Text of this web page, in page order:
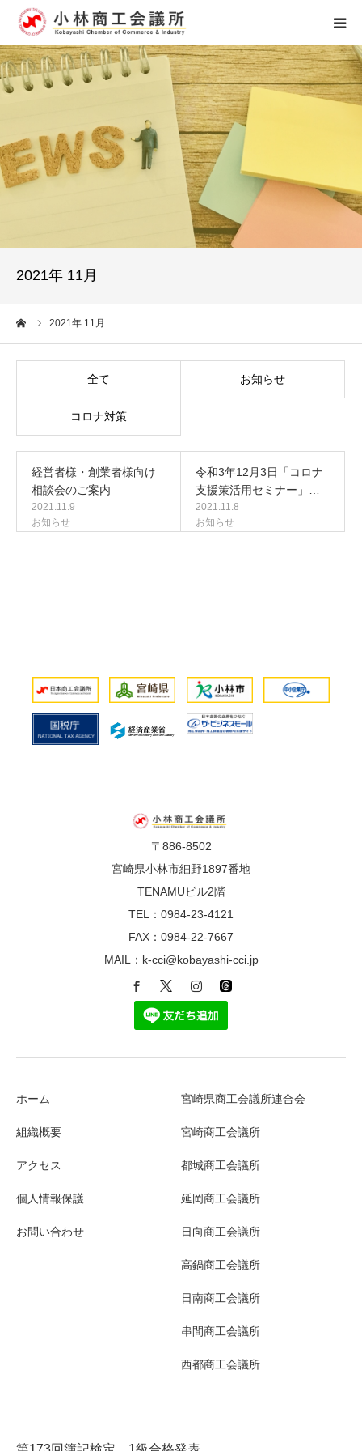
2021年 11月
2021年 11月
全て お知らせ
コロナ対策
経営者様・創業者様向け
相談会のご案内
2021.11.9
お知らせ
令和3年12月3日「コロナ
支援策活用セミナー」…
2021.11.8
お知らせ
〒886-8502
宮崎県小林市細野1897番地
TENAMUビル2階
TEL：0984-23-4121
FAX：0984-22-7667
MAIL：k-cci@kobayashi-cci.jp
ホーム
組織概要
アクセス
個人情報保護
お問い合わせ
宮崎県商工会議所連合会
宮崎商工会議所
都城商工会議所
延岡商工会議所
日向商工会議所
高鍋商工会議所
日南商工会議所
串間商工会議所
西都商工会議所
ホーム
アクセス